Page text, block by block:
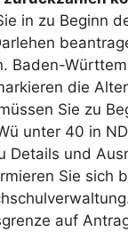
in zu Beginn
Baden-
die
Sie zu
unter 40 in
Details und
Sie sich
auf